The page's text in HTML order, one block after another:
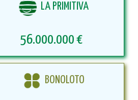
LA PRIMITIVA
56.000.000 €
BONOLOTO